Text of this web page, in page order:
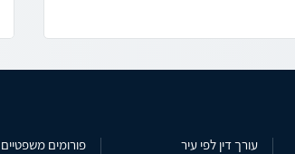
עורך דין לפי עיר פורומים משפטיים